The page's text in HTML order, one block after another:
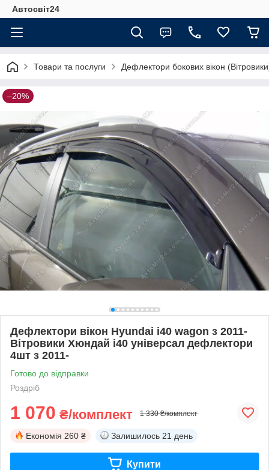
Автосвіт24
Товари та послуги Дефлектори бокових вікон
–20%
Дефлектори вікон Hyundai i40 wagon з 2011-
Вітровики Хюндай і40 універсал дефлектори
4шт з 2011-
Готово до відправки
Роздріб
1 070 ₴/комплект 1 330 ₴/комплект
Економія 260 ₴ Залишилось 21 день
Купити